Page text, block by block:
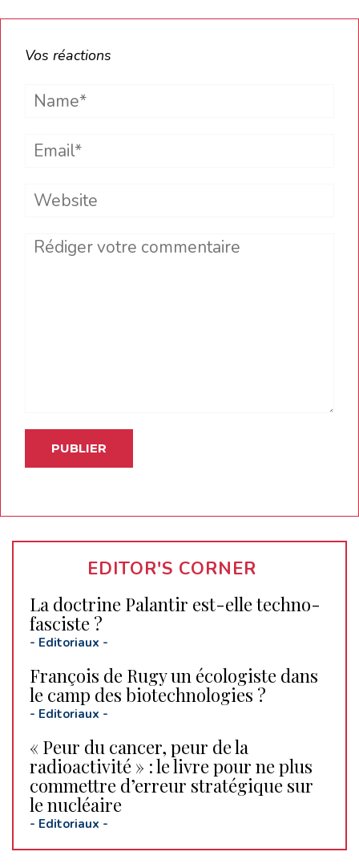
Vos réactions
Name*
Email*
Website
Comment
EDITOR'S CORNER
La doctrine Palantir est-elle techno-
fasciste ?
- Editoriaux -
François de Rugy un écologiste dans
le camp des biotechnologies ?
- Editoriaux -
« Peur du cancer, peur de la
radioactivité » : le livre pour ne plus
commettre d’erreur stratégique sur
le nucléaire
- Editoriaux -